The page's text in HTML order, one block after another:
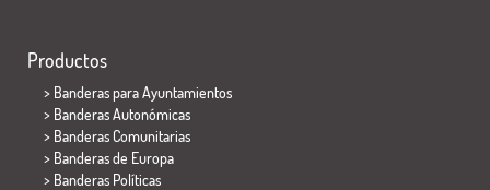
Productos
> Banderas para Ayuntamientos
> Banderas Autonómicas
> Banderas Comunitarias
> Banderas de Europa
> Banderas Políticas